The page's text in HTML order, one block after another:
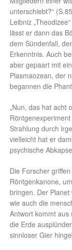
unterschiebt?“
Leibniz
lässt er dann das
dem Sündenfall,
Erkenntnis. Auch
aber gepaart mit
Plasmaozean, der
begannen die
„Nun, das hat acht
Strahlung durch
vielleicht hat er
psychische
Die Forscher
Röntgenkanone,
bringen. Der
wie auch die
Antwort kommt aus
die Erde
sinnloser Gier